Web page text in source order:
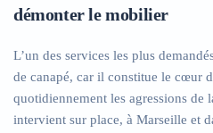
démonter le mobilier
L’un des services les plus
de canapé, car il constitue le cœur
quotidiennement les agressions de
intervient sur place, à Marseille et